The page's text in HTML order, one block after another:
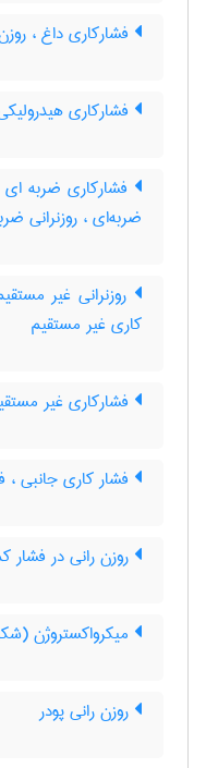
فشارکاری داغ ،
فشارکاری
فشارکاری ضربه
ضربه‌ای ، روزنرانی
روزنرانی غیر
کاری غیر مستقیم
فشارکاری غیر
فشار کاری جانبی ،
روزن رانی در فشار
میکرواکستروژن
روزن رانی پودر